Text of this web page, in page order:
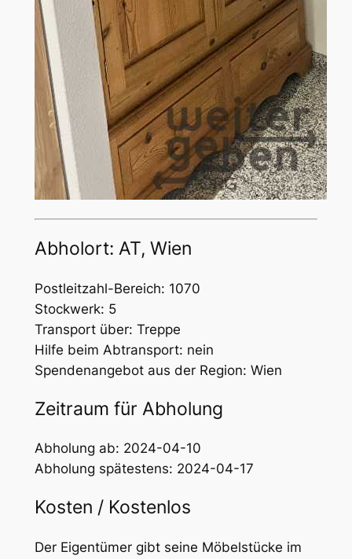
Abholort: AT, Wien
Postleitzahl-Bereich: 1070
Stockwerk: 5
Transport über: Treppe
Hilfe beim Abtransport: nein
Spendenangebot aus der Region: Wien
Zeitraum für Abholung
Abholung ab: 2024-04-10
Abholung spätestens: 2024-04-17
Kosten / Kostenlos
Der Eigentümer gibt seine Möbelstücke im